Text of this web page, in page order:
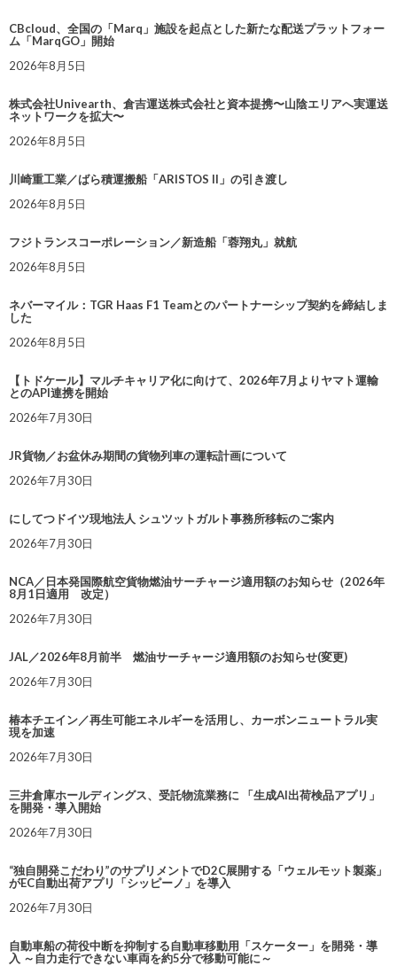
CBcloud、全国の「Marq」施設を起点とした新たな配送プラットフォー
ム「MarqGO」開始
2026年8月5日
株式会社Univearth、倉吉運送株式会社と資本提携〜山陰エリアへ実運送
ネットワークを拡大〜
2026年8月5日
川崎重工業／ばら積運搬船「ARISTOS II」の引き渡し
2026年8月5日
フジトランスコーポレーション／新造船「蓉翔丸」就航
2026年8月5日
ネバーマイル：TGR Haas F1 Teamとのパートナーシップ契約を締結しま
した
2026年8月5日
【トドケール】マルチキャリア化に向けて、2026年7月よりヤマト運輸
とのAPI連携を開始
2026年7月30日
JR貨物／お盆休み期間の貨物列車の運転計画について
2026年7月30日
にしてつドイツ現地法人 シュツットガルト事務所移転のご案内
2026年7月30日
NCA／日本発国際航空貨物燃油サーチャージ適用額のお知らせ（2026年
8月1日適用 改定）
2026年7月30日
JAL／2026年8月前半 燃油サーチャージ適用額のお知らせ(変更)
2026年7月30日
椿本チエイン／再生可能エネルギーを活用し、カーボンニュートラル実
現を加速
2026年7月30日
三井倉庫ホールディングス、受託物流業務に 「生成AI出荷検品アプリ」
を開発・導入開始
2026年7月30日
“独自開発こだわり”のサプリメントでD2C展開する「ウェルモット製薬」
がEC自動出荷アプリ「シッピーノ」を導入
2026年7月30日
自動車船の荷役中断を抑制する自動車移動用「スケーター」を開発・導
入 ～自力走行できない車両を約5分で移動可能に～